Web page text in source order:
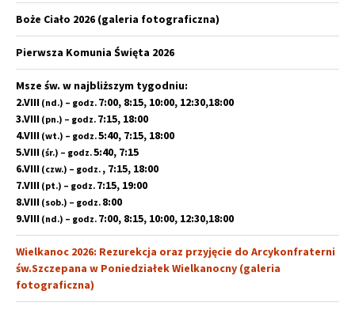
Boże Ciało 2026 (galeria fotograficzna)
Pierwsza Komunia Święta 2026
Msze św. w najbliższym tygodniu:
2.VIII (nd.) – godz. 7:00, 8:15, 10:00, 12:30,18:00
3.VIII (pn.) – godz. 7:15, 18:00
4.VIII (wt.) – godz.5:40, 7:15, 18:00
5.VIII (śr.) – godz.5:40, 7:15
6.VIII (czw.) – godz. , 7:15, 18:00
7.VIII (pt.) – godz. 7:15, 19:00
8.VIII (sob.) – godz. 8:00
9.VIII (nd.) – godz. 7:00, 8:15, 10:00, 12:30,18:00
Wielkanoc 2026: Rezurekcja oraz przyjęcie do Arcykonfraterni
św.Szczepana w Poniedziałek Wielkanocny (galeria
fotograficzna)